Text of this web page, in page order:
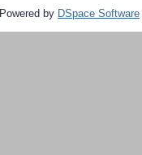
Powered by DSpace Software